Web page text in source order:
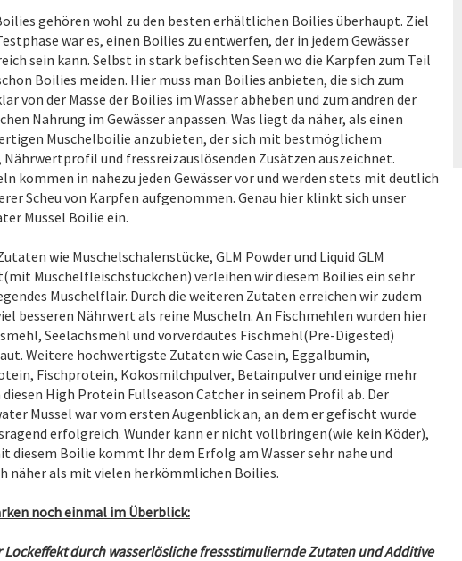
gehören wohl zu den besten erhältlichen Boilies überhaupt. Ziel
war es, einen Boilies zu entwerfen, der in jedem Gewässer
sein kann. Selbst in stark befischten Seen wo die Karpfen zum Teil
Boilies meiden. Hier muss man Boilies anbieten, die sich zum
von der Masse der Boilies im Wasser abheben und zum andren der
Nahrung im Gewässer anpassen. Was liegt da näher, als einen
Muschelboilie anzubieten, der sich mit bestmöglichem
Nährwertprofil und fressreizauslösenden Zusätzen auszeichnet.
kommen in nahezu jeden Gewässer vor und werden stets mit deutlich
Scheu von Karpfen aufgenommen. Genau hier klinkt sich unser
Mussel Boilie ein.
wie Muschelschalenstücke, GLM Powder und Liquid GLM
Muschelfleischstückchen) verleihen wir diesem Boilies ein sehr
Muschelflair. Durch die weiteren Zutaten erreichen wir zudem
besseren Nährwert als reine Muscheln. An Fischmehlen wurden hier
Seelachsmehl und vorverdautes Fischmehl(Pre-Digested)
Weitere hochwertigste Zutaten wie Casein, Eggalbumin,
Fischprotein, Kokosmilchpulver, Betainpulver und einige mehr
diesen High Protein Fullseason Catcher in seinem Profil ab. Der
Mussel war vom ersten Augenblick an, an dem er gefischt wurde
erfolgreich. Wunder kann er nicht vollbringen(wie kein Köder),
diesem Boilie kommt Ihr dem Erfolg am Wasser sehr nahe und
näher als mit vielen herkömmlichen Boilies.
noch einmal im Überblick:
Lockeffekt durch wasserlösliche fressstimuliernde Zutaten und Additive